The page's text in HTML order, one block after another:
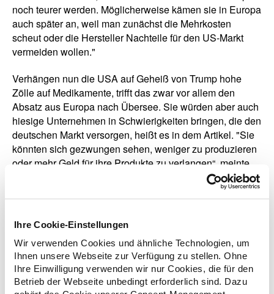
Ihre Cookie-Einstellungen
Wir verwenden Cookies und ähnliche Technologien, um
Ihnen unsere Webseite zur Verfügung zu stellen. Ohne
Ihre Einwilligung verwenden wir nur Cookies, die für den
Betrieb der Webseite unbedingt erforderlich sind. Dazu
noch teurer werden. Möglicherweise kämen sie in Europa
auch später an, weil man zunächst die Mehrkosten
scheut oder die Hersteller Nachteile für den US-Markt
vermeiden wollen."
Verhängen nun die USA auf Geheiß von Trump hohe
Zölle auf Medikamente, trifft das zwar vor allem den
Absatz aus Europa nach Übersee. Sie würden aber auch
hiesige Unternehmen in Schwierigkeiten bringen, die den
deutschen Markt versorgen, heißt es in dem Artikel. "Sie
könnten sich gezwungen sehen, weniger zu produzieren
oder mehr Geld für ihre Produkte zu verlangen“, meinte
Europa hat das inzwischen erkannt, will bei der
Produktion von Medikamenten unabhängiger werden,
Produktionsanlagen in die EU verlagern. "Diese
Umstellung wird allerdings sehr lange dauern", sagte
Preis. "In der Zwischenzeit ist es sehr wichtig, dass das
System der öffentlichen Apotheken gestärkt wird, damit
Patientinnen und Patienten ausreichend mit